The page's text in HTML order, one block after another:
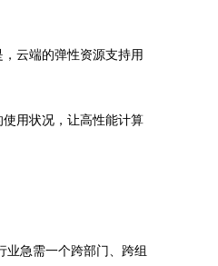
云端的弹性资源支持用
用状况，让高性能计算
业急需一个跨部门、跨组